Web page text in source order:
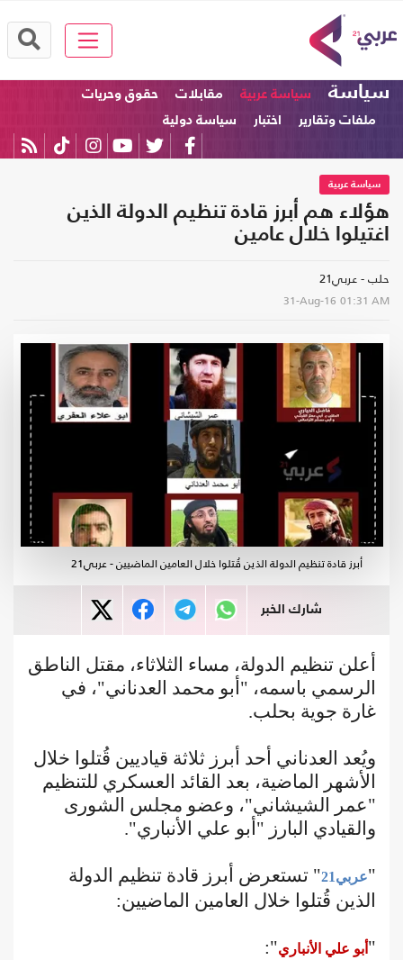
سياسة سياسة عربية مقابلات
حقوق وحريات
ملفات وتقارير
اختبار سياسة دولية
سياسة عربية
هؤلاء هم أبرز قادة تنظيم الدولة الذين
اغتيلوا خلال عامين
حلب - عربي21
31-Aug-16 01:31 AM
أبرز قادة تنظيم الدولة الذين قُتلوا خلال العامين الماضيين - عربي21
شارك الخبر
أعلن تنظيم الدولة، مساء الثلاثاء، مقتل الناطق
الرسمي باسمه، "أبو محمد العدناني"، في
غارة جوية بحلب.
ويُعد العدناني أحد أبرز ثلاثة قياديين قُتلوا خلال
الأشهر الماضية، بعد القائد العسكري للتنظيم
"عمر الشيشاني"، وعضو مجلس الشورى
والقيادي البارز "أبو علي الأنباري".
"عربي21
" تستعرض أبرز قادة تنظيم الدولة
الذين قُتلوا خلال العامين الماضيين:
" أبو علي الأنباري":